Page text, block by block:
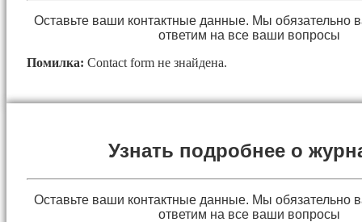
Оставьте ваши контактные данные. Мы обязательно
ответим на все ваши вопросы
Помилка: Contact form не знайдена.
Узнать подробнее о
Оставьте ваши контактные данные. Мы обязательно
ответим на все ваши вопросы